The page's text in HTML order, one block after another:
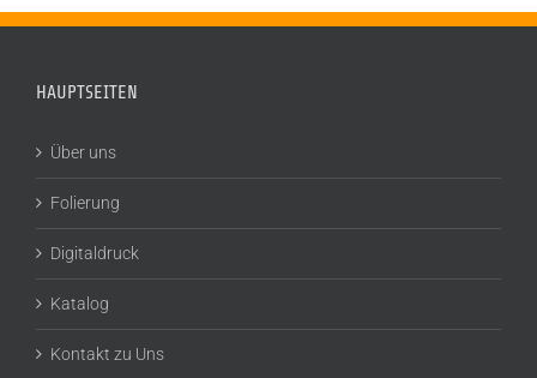
HAUPTSEITEN
Über uns
Folierung
Digitaldruck
Katalog
Kontakt zu Uns